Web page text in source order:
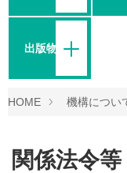
出版物等
HOME 機構につい
関係法令等